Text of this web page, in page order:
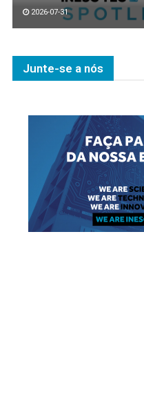
2026-07-31
Junte-se a nós